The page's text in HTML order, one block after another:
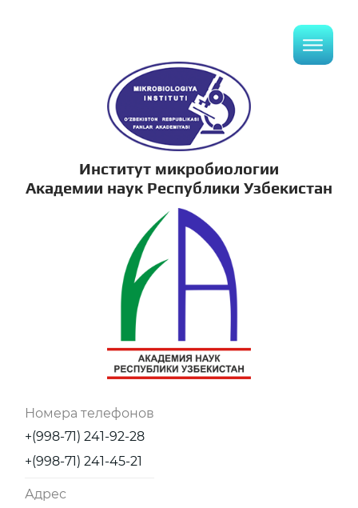
Институт микробиологии
Академии наук Республики Узбекистан
Номера телефонов
+(998-71) 241-92-28
+(998-71) 241-45-21
Адрес